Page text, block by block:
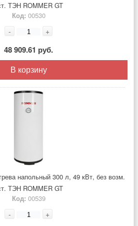
ТЭН ROMMER GT
Код: 00530
- +
48 909.61 руб.
В корзину
напольный 300 л, 49 кВт, без возм.
ТЭН ROMMER GT
Код: 00539
- +